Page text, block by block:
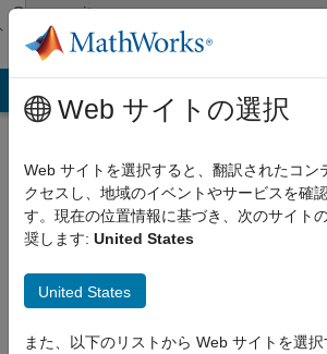
コンテンツへスキップ
Community
Profile
Michael
Boeing
Integrated
Defense
Systems
Web サイトの選択
Web サイトを選択すると、翻訳されたコン
クセスし、地域のイベントやサービスを確
す。現在の位置情報に基づき、次のサイト
奨します: United States
United States
また、以下のリストから Web サイトを選択